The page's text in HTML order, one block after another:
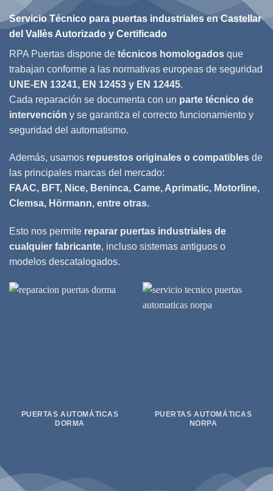
Servicio Técnico para puertas industriales en Castellar
del Vallès Autorizado y Certificado
RPA Puertas dispone de técnicos homologados que
trabajan conforme a las normativas europeas de seguridad
UNE-EN 13241, EN 12453 y EN 12445.
Cada reparación se documenta con un parte técnico de
intervención y se garantiza el correcto funcionamiento y
seguridad del automatismo.
Además, usamos repuestos originales o compatibles de
las principales marcas del mercado:
FAAC, BFT, Nice, Beninca, Came, Aprimatic, Motorline,
Clemsa, Hörmann, entre otras.
Esto nos permite reparar puertas industriales de
cualquier fabricante, incluso sistemas antiguos o
modelos descatalogados.
PUERTAS AUTOMÁTICAS
DORMA
PUERTAS AUTOMÁTICAS
NORPA